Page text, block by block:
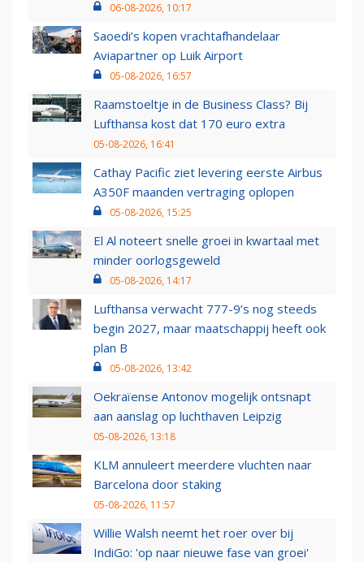
06-08-2026, 10:17
Saoedi’s kopen vrachtafhandelaar
Aviapartner op Luik Airport
05-08-2026, 16:57
Raamstoeltje in de Business Class? Bij
Lufthansa kost dat 170 euro extra
05-08-2026, 16:41
Cathay Pacific ziet levering eerste Airbus
A350F maanden vertraging oplopen
05-08-2026, 15:25
El Al noteert snelle groei in kwartaal met
minder oorlogsgeweld
05-08-2026, 14:17
Lufthansa verwacht 777-9’s nog steeds
begin 2027, maar maatschappij heeft ook
plan B
05-08-2026, 13:42
Oekraïense Antonov mogelijk ontsnapt
aan aanslag op luchthaven Leipzig
05-08-2026, 13:18
KLM annuleert meerdere vluchten naar
Barcelona door staking
05-08-2026, 11:57
Willie Walsh neemt het roer over bij
IndiGo: 'op naar nieuwe fase van groei'